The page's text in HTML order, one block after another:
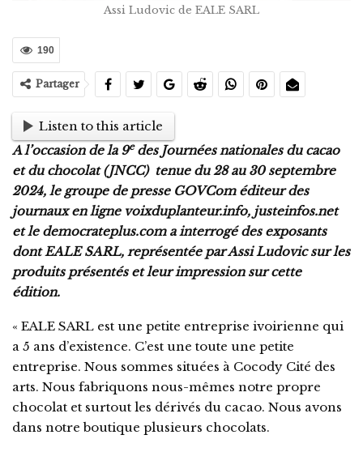
Assi Ludovic de EALE SARL
190
Partager
Listen to this article
A l’occasion de la 9edes Journées nationales du cacao
et du chocolat (JNCC) tenue du 28 au 30 septembre
2024, le groupe de presse GOVCom éditeur des
journaux en ligne voixduplanteur.info, justeinfos.net
et le democrateplus.com a interrogé des exposants
dont EALE SARL, représentée par Assi Ludovic sur les
produits présentés et leur impression sur cette
édition.
« EALE SARL est une petite entreprise ivoirienne qui
a 5 ans d’existence. C’est une toute une petite
entreprise. Nous sommes situées à Cocody Cité des
arts. Nous fabriquons nous-mêmes notre propre
chocolat et surtout les dérivés du cacao. Nous avons
dans notre boutique plusieurs chocolats.